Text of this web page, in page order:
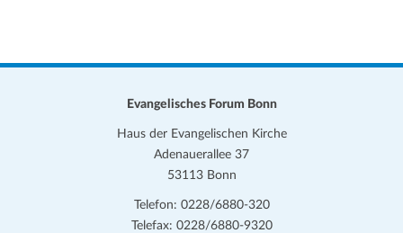
Evangelisches Forum Bonn
Haus der Evangelischen Kirche
Adenauerallee 37
53113 Bonn
Telefon: 0228/6880-320
Telefax: 0228/6880-9320